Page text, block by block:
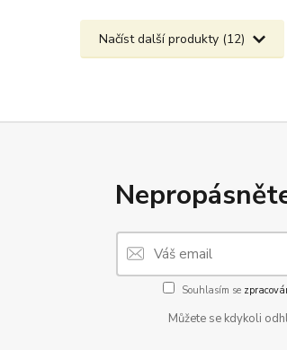
Načíst další produkty (12)
Souhlasím se
Můžete se kdykoli